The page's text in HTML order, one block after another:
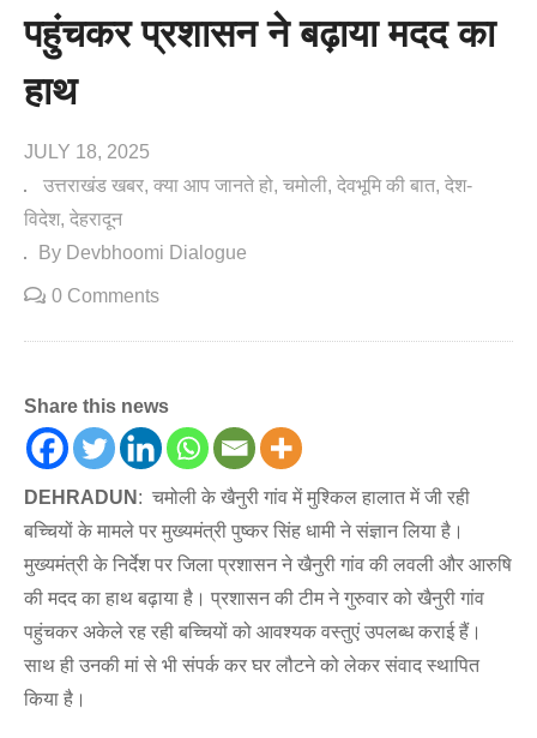
पहुंचकर प्रशासन ने बढ़ाया मदद का
हाथ
JULY 18, 2025
उत्तराखंड खबर क्या आप जानते हो चमोली देवभूमि की बात देश-
विदेश देहरादून
By Devbhoomi Dialogue
0 Comments
Share this news
DEHRADUN : चमोली के खैनुरी गांव में मुश्किल हालात में जी रही
बच्चियों के मामले पर मुख्यमंत्री पुष्कर सिंह धामी ने संज्ञान लिया है।
मुख्यमंत्री के निर्देश पर जिला प्रशासन ने खैनुरी गांव की लवली और आरुषि
की मदद का हाथ बढ़ाया है। प्रशासन की टीम ने गुरुवार को खैनुरी गांव
पहुंचकर अकेले रह रही बच्चियों को आवश्यक वस्तुएं उपलब्ध कराई हैं।
साथ ही उनकी मां से भी संपर्क कर घर लौटने को लेकर संवाद स्थापित
किया है।